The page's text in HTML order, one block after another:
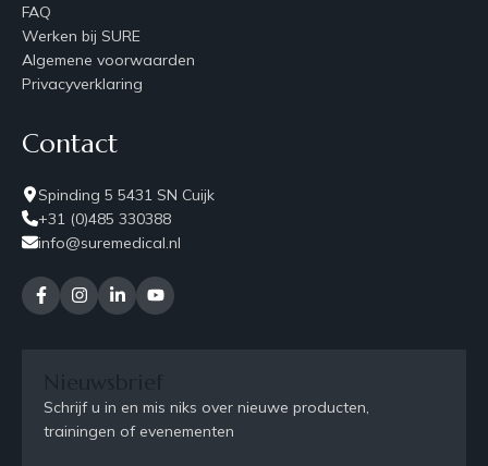
FAQ
Werken bij SURE
Algemene voorwaarden
Privacyverklaring
Contact
Spinding 5 5431 SN Cuijk
+31 (0)485 330388
info@suremedical.nl
Schrijf u in en mis niks over nieuwe producten,
trainingen of evenementen